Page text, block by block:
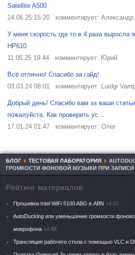
Satellite A500
24.06.25 15:20 комментирует: Александр
У меня скорость где то в 4 раза выросла
HP610
11.05.25 19:44 комментирует: Юрий
Всё отлично! Спасибо за гайд!
03.03.24 08:01 комментирует: Luidgi
Добрый день! Спасибо вам за ваши
пожалуйста. Как проверить ус...
17.01.24 01:47 комментирует: Олег
БЛОГ ТЕСТОВАЯ ЛАБОРАТОРИЯ
ГРОМКОСТИ ФОНОВОЙ МУЗЫКИ ПРИ
Рейтинг материалов
Прошивка Intel WiFi 5100 ABG в ABN +4.91
AutoDucking или уменьшение громкости
микрофона +4.88
Трансляция рабочего стола с помощью VLC и